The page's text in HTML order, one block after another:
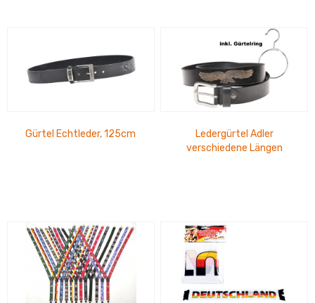
Gürtel Echtleder, 125cm
Ledergürtel Adler
verschiedene Längen